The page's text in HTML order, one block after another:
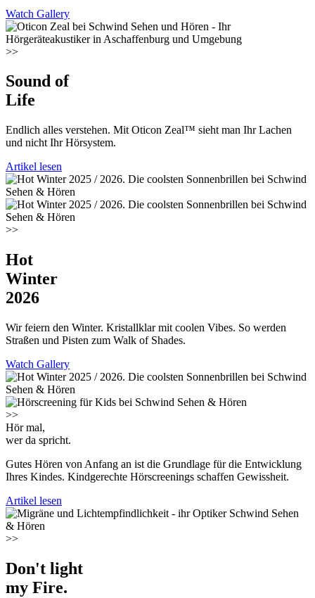
Watch Gallery
>>
Sound of
Life
Endlich alles verstehen. Mit Oticon Zeal™ sieht man Ihr Lachen
und nicht Ihr Hörsystem.
Artikel lesen
>>
Hot
Winter
2026
Wir feiern den Winter. Kristallklar mit coolen Vibes. So werden
Straßen und Pisten zum Walk of Shades.
Watch Gallery
>>
Hör mal,
wer da spricht.
Gutes Hören von Anfang an ist die Grundlage für die Entwicklung
Ihres Kindes. Kindgerechte Hörscreenings schaffen Gewissheit.
Artikel lesen
>>
Don't light
my Fire.